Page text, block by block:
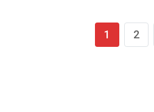
1 2